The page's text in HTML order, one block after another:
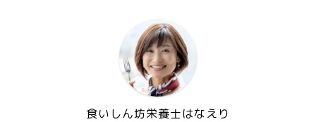
食いしん坊栄養士はなえり